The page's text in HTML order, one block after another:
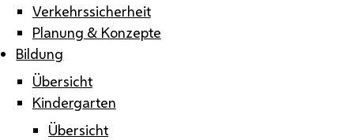
Verkehrssicherheit
Planung & Konzepte
Bildung
Übersicht
Kindergarten
Übersicht